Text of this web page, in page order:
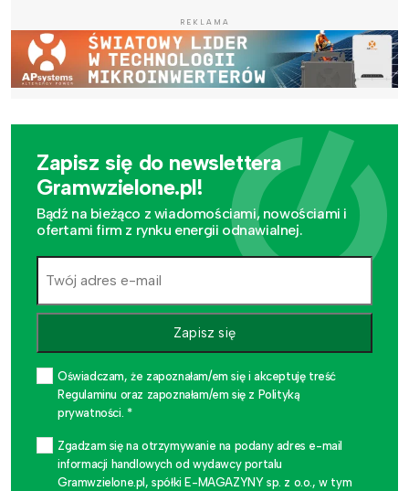
REKLAMA
Zapisz się do newslettera
Gramwzielone.pl!
Bądź na bieżąco z wiadomościami, nowościami i
ofertami firm z rynku energii odnawialnej.
Zapisz się
Oświadczam, że zapoznałam/em się i akceptuję treść
Regulaminu oraz zapoznałam/em się z Polityką
prywatności. *
Zgadzam się na otrzymywanie na podany adres e-mail
informacji handlowych od wydawcy portalu
Gramwzielone.pl, spółki E-MAGAZYNY sp. z o.o., w tym